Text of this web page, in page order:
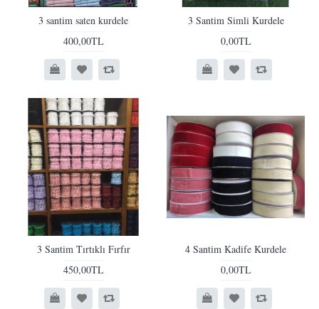
3 santim saten kurdele
400,00TL
3 Santim Simli Kurdele
0,00TL
3 Santim Tırtıklı Fırfır
450,00TL
4 Santim Kadife Kurdele
0,00TL